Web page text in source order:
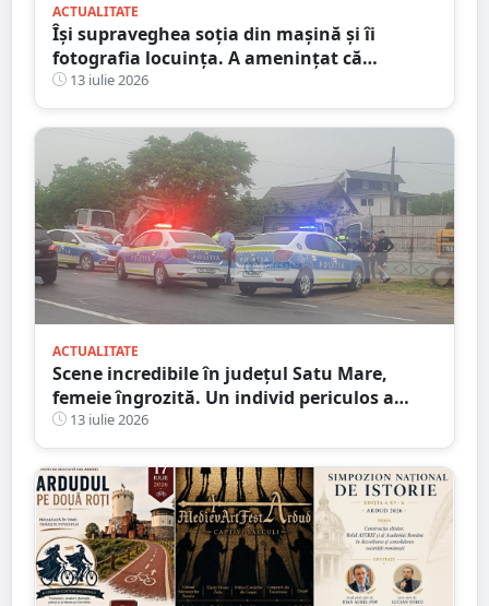
ACTUALITATE
Își supraveghea soția din mașină și îi
fotografia locuința. A amenințat că
incendiază mașina ”amantului”
13 iulie 2026
ACTUALITATE
Scene incredibile în județul Satu Mare,
femeie îngrozită. Un individ periculos a
făcut praf Codul Penal
13 iulie 2026